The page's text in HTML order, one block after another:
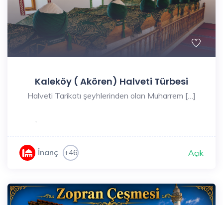
Kaleköy ( Akören) Halveti Türbesi
Halveti Tarikatı şeyhlerinden olan Muharrem […]
,
İnanç +46 Açık